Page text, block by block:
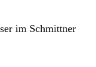
im Schmittner